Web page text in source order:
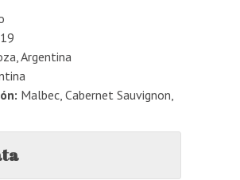
Argentina
Malbec, Cabernet Sauvignon,